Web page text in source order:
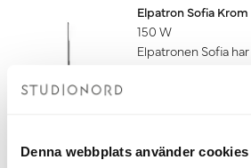
Denna webbplats använder cookies
Elpatron Sofia Krom
150 W
Elpatronen Sofia
finns i tre färger
anslutning.